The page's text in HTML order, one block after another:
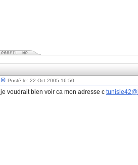
Posté le: 22 Oct 2005 16:50
je voudrait bien voir ca mon adresse c